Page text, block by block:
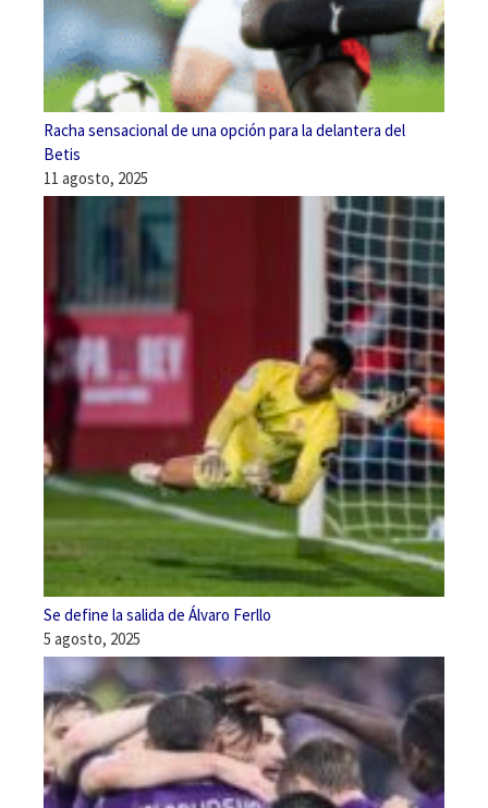
Racha sensacional de una opción para la delantera del
Betis
11 agosto, 2025
Se define la salida de Álvaro Ferllo
5 agosto, 2025